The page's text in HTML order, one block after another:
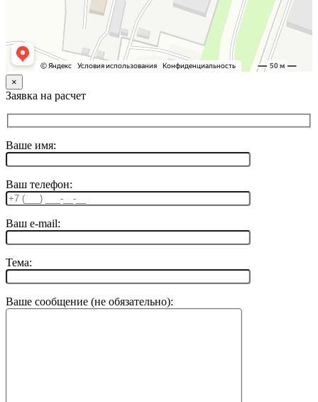
×
Заявка на расчет
Ваше имя:
Ваш телефон:
Ваш e-mail:
Тема:
Ваше сообщение (не обязательно):